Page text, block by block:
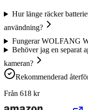
Hur länge räcker
användning?
Fungerar WOLFANG
Behöver jag en separat
kameran?
Rekommenderad
Från 618 kr